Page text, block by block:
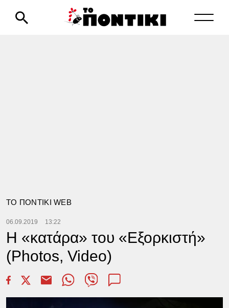
TΟ ΠΟΝΤΙΚΙ WEB
06.09.2019 13:22
Η «κατάρα» του «Εξορκιστή»
(Photos, Video)